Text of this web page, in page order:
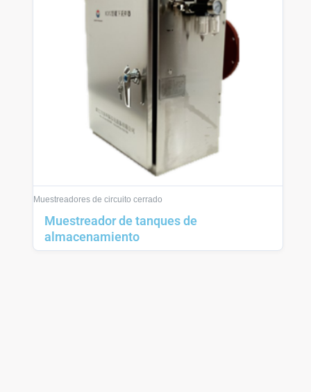
Muestreadores de circuito cerrado
Muestreador de tanques de
almacenamiento